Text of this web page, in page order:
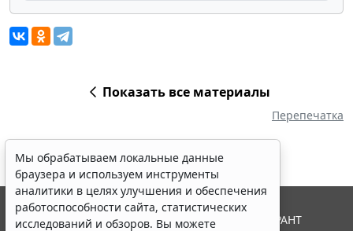
Показать все материалы
Перепечатка
Мы обрабатываем локальные данные
браузера и используем инструменты
аналитики в целях улучшения и обеспечения
работоспособности сайта, статистических
исследований и обзоров. Вы можете
© ООО "НПП "ГАРАНТ-СЕРВИС", 2026. Система ГАРАНТ